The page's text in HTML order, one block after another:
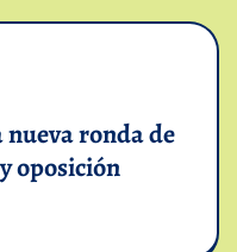
nueva ronda de
oposición